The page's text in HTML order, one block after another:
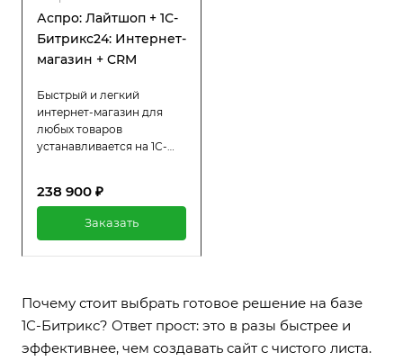
Аспро: Лайтшоп + 1С-
Битрикс24: Интернет-
магазин + CRM
Быстрый и легкий
интернет-магазин для
любых товаров
устанавливается на 1С-
Интеграция с
238 900 ₽
Заказать
Почему стоит выбрать готовое решение на базе
1С-Битрикс? Ответ прост: это в разы быстрее и
эффективнее, чем создавать сайт с чистого листа.